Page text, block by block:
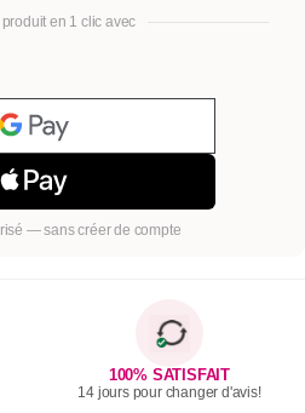
en 1 clic avec
— sans créer de compte
100% SATISFAIT
14 jours pour changer d'avis!